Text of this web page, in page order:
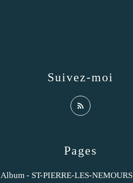
Pages
Album - ST-PIERRE-LES-NEMOURS
Suivez-moi